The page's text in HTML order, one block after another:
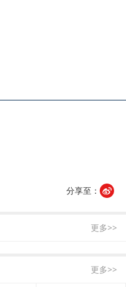
分享至：
更多>>
更多>>